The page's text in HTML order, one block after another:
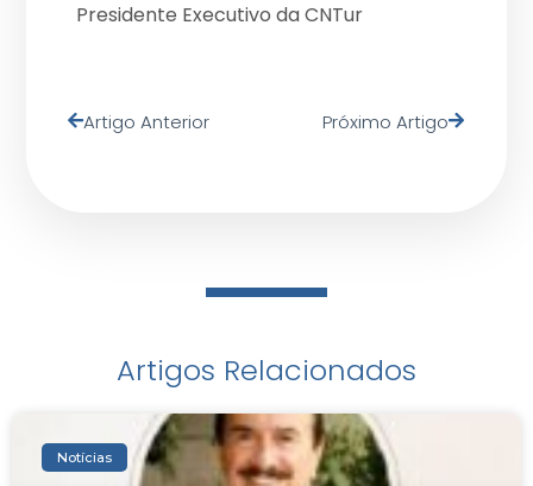
Presidente Executivo da CNTur
Artigo Anterior Próximo Artigo
Artigos Relacionados
Notícias